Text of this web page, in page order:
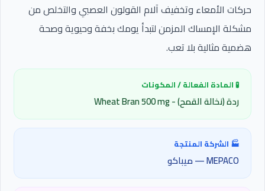
حركات الأمعاء وتخفيف آلام القولون العصبي والتخلص من
مشكلة الإمساك المزمن لتبدأ يومك بخفة وحيوية وصحة
هضمية مثالية بلا تعب.
🧪 المادة الفعالة / المكونات
ردة (نخالة القمح) - Wheat Bran 500 mg
🏭 الشركة المنتجة
MEPACO — ميباكو